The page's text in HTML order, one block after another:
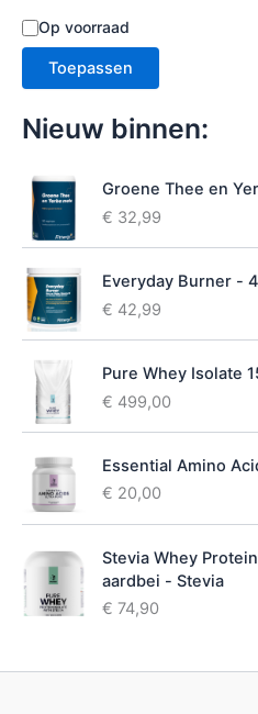
B
e
c
i
r
h
d
Op voorraad
Toepassen
Nieuw binnen:
Groene Thee en
€ 32,99
Everyday Burner -
€ 42,99
Pure Whey Isolate
€ 499,00
Essential Amino
€ 20,00
Stevia Whey
aardbei - Stevia
€ 74,90